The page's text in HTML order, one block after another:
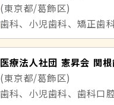
(東京都/葛飾区)
医療法人社団 憲昇会 関
(東京都/葛飾区)
歯科、小児歯科、歯科口